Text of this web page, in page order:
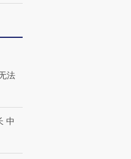
泽连斯基密集出访美英 索
要防空导弹“救急”
【商旅对话】华住集团
法
中